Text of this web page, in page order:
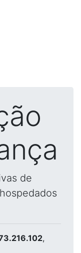
de
,